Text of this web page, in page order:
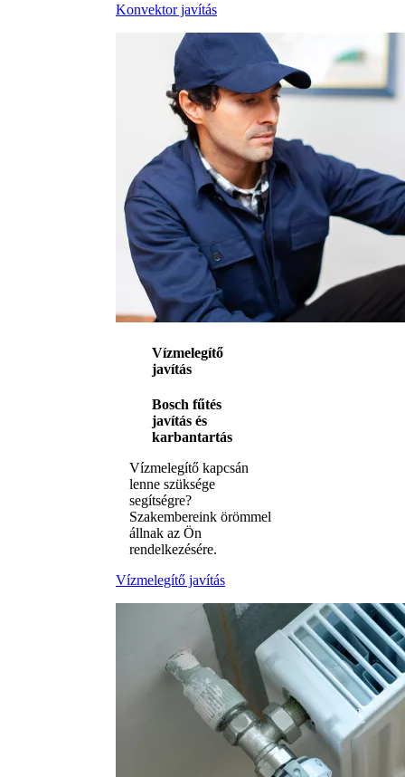
Konvektor javítás
Vízmelegítő
javítás
Bosch fűtés
javítás és
karbantartás
Vízmelegítő kapcsán
lenne szüksége
segítségre?
Szakembereink örömmel
állnak az Ön
rendelkezésére.
Vízmelegítő javítás